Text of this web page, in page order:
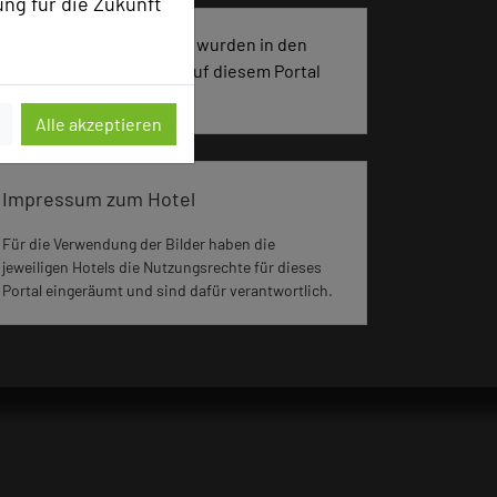
Alle akzeptieren
593 Seiten dieses Hotels wurden in den
vergangenen 30 Tagen auf diesem Portal
Impressum zum Hotel
Für die Verwendung der Bilder haben die
jeweiligen Hotels die Nutzungsrechte für dieses
Portal eingeräumt und sind dafür verantwortlich.